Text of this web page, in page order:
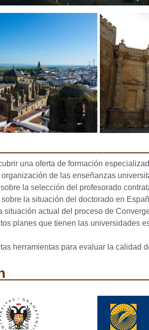
una oferta de formación
de las enseñanzas
la selección del profesorado
la situación del doctorado en
situación actual del proceso de
planes que tienen las universidades
herramientas para evaluar la calidad